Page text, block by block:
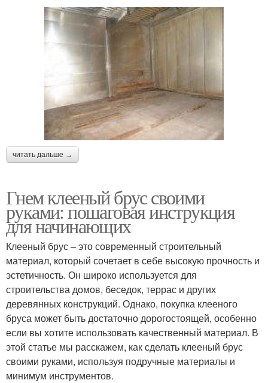
читать дальше →
Гнем клееный брус своими
руками: пошаговая инструкция
для начинающих
Клееный брус – это современный строительный
материал, который сочетает в себе высокую прочность и
эстетичность. Он широко используется для
строительства домов, беседок, террас и других
деревянных конструкций. Однако, покупка клееного
бруса может быть достаточно дорогостоящей, особенно
если вы хотите использовать качественный материал. В
этой статье мы расскажем, как сделать клееный брус
своими руками, используя подручные материалы и
минимум инструментов.